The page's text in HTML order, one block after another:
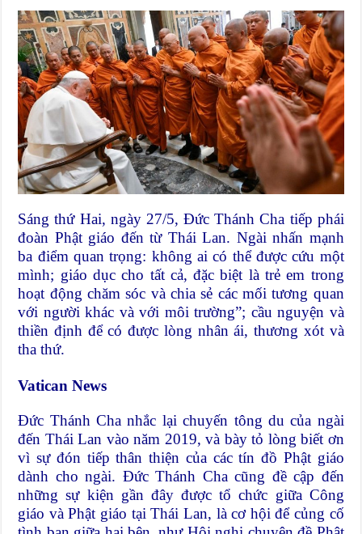
Sáng thứ Hai, ngày 27/5, Đức Thánh Cha tiếp phái
đoàn Phật giáo đến từ Thái Lan. Ngài nhấn mạnh
ba điểm quan trọng: không ai có thể được cứu một
mình; giáo dục cho tất cả, đặc biệt là trẻ em trong
hoạt động chăm sóc và chia sẻ các mối tương quan
với người khác và với môi trường”; cầu nguyện và
thiền định để có được lòng nhân ái, thương xót và
tha thứ.
Vatican News
Đức Thánh Cha nhắc lại chuyến tông du của ngài
đến Thái Lan vào năm 2019, và bày tỏ lòng biết ơn
vì sự đón tiếp thân thiện của các tín đồ Phật giáo
dành cho ngài. Đức Thánh Cha cũng đề cập đến
những sự kiện gần đây được tổ chức giữa Công
giáo và Phật giáo tại Thái Lan, là cơ hội để củng cố